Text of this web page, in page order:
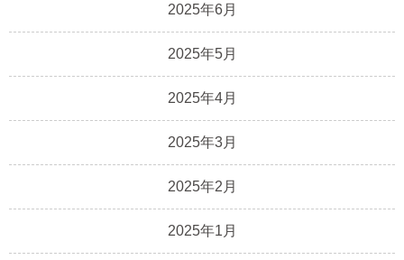
2025年6月
2025年5月
2025年4月
2025年3月
2025年2月
2025年1月